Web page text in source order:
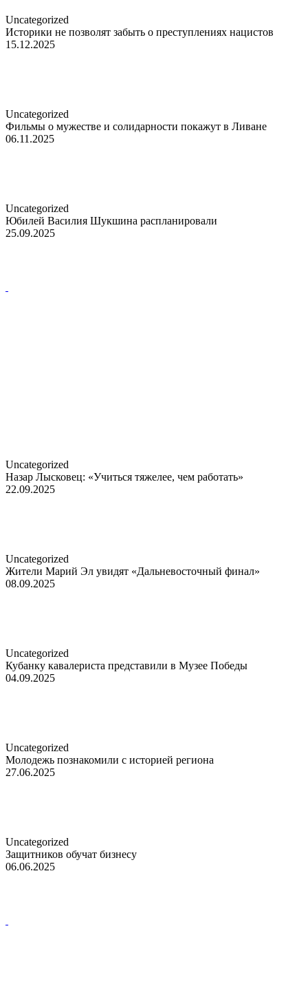
Uncategorized
Историки не позволят забыть о преступлениях нацистов
15.12.2025
Uncategorized
Фильмы о мужестве и солидарности покажут в Ливане
06.11.2025
Uncategorized
Юбилей Василия Шукшина распланировали
25.09.2025
Uncategorized
Назар Лысковец: «Учиться тяжелее, чем работать»
22.09.2025
Uncategorized
Жители Марий Эл увидят «Дальневосточный финал»
08.09.2025
Uncategorized
Кубанку кавалериста представили в Музее Победы
04.09.2025
Uncategorized
Молодежь познакомили с историей региона
27.06.2025
Uncategorized
Защитников обучат бизнесу
06.06.2025